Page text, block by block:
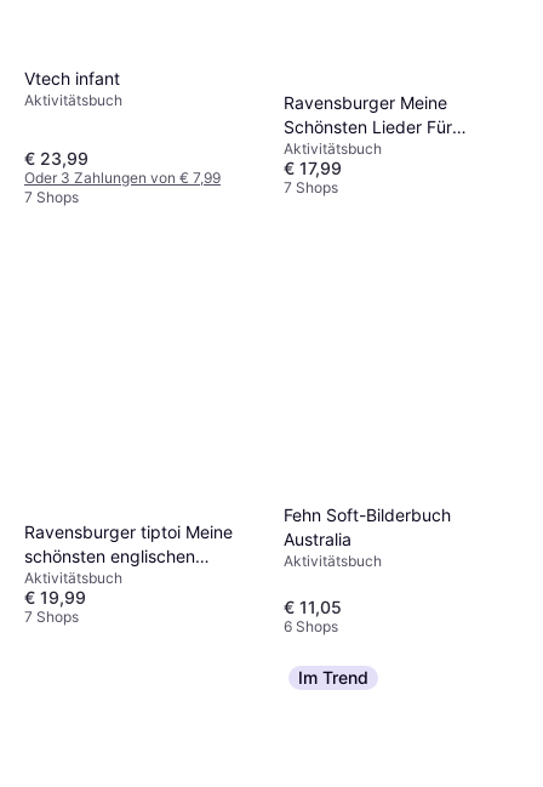
Vtech infant
Aktivitätsbuch
€ 23,99
Oder 3 Zahlungen von € 7,99
7 Shops
Ravensburger Meine
Schönsten Lieder Für
Unterwegs
Aktivitätsbuch
€ 17,99
7 Shops
Ravensburger tiptoi Meine
schönsten englischen
Kinderlieder
Aktivitätsbuch
€ 19,99
7 Shops
Fehn Soft-Bilderbuch
Australia
Aktivitätsbuch
€ 11,05
6 Shops
Im Trend